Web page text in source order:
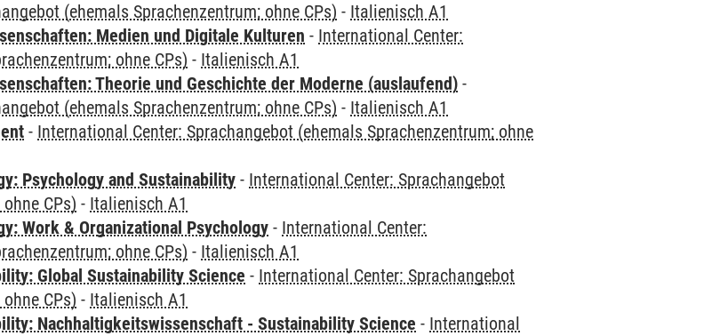
(ehemals Sprachenzentrum; ohne CPs) - Italienisch A1
Medien und Digitale Kulturen - International Center:
ohne CPs) - Italienisch A1
Theorie und Geschichte der Moderne (auslaufend) -
(ehemals Sprachenzentrum; ohne CPs) - Italienisch A1
- International Center: Sprachangebot (ehemals Sprachenzentrum; ohne
Psychology and Sustainability - International Center: Sprachangebot
CPs) - Italienisch A1
Work & Organizational Psychology - International Center:
ohne CPs) - Italienisch A1
Global Sustainability Science - International Center: Sprachangebot
CPs) - Italienisch A1
Nachhaltigkeitswissenschaft - Sustainability Science - International